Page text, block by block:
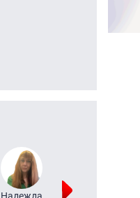
Надежда